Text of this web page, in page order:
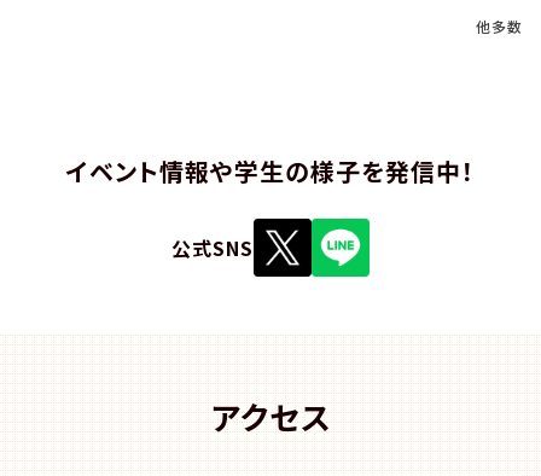
他多数
イベント情報や学生の様子を発信中！
公式SNS
アクセス